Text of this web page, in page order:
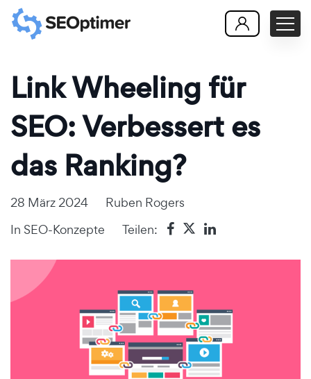
Link Wheeling für
SEO: Verbessert es
das Ranking?
28 März 2024
Ruben Rogers
In SEO-Konzepte Teilen: